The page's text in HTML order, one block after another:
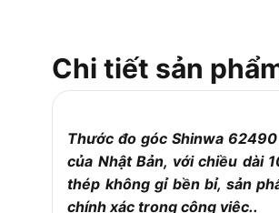
Chi tiết sản
Thước đo góc Shinwa
của Nhật Bản, với chiều dài
thép không gỉ bền bỉ, sản
chính xác trong công việc..